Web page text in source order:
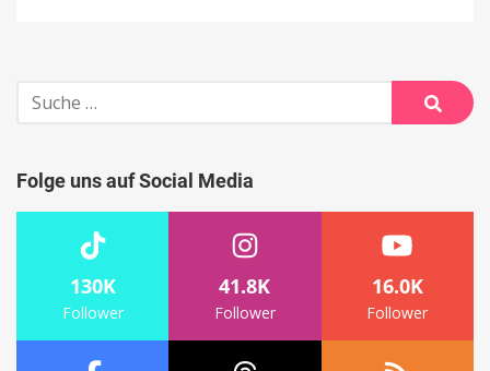
Suche
nach:
Suche
Folge uns auf Social Media
130K
Follower
41.8K
Follower
16.0K
Follower